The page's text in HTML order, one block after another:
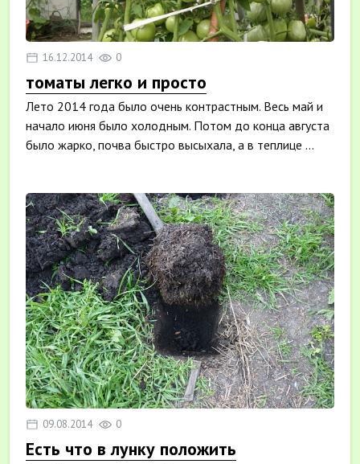
16.12.2014 0
томаты легко и просто
Лето 2014 года было очень контрастным. Весь май и
начало июня было холодным. Потом до конца августа
было жарко, почва быстро высыхала, а в теплице ...
09.08.2014 0
Есть что в лунку положить